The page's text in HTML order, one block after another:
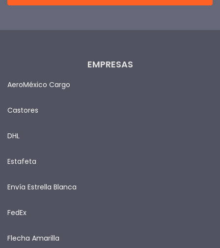
EMPRESAS
AeroMéxico Cargo
Castores
DHL
Estafeta
Envía Estrella Blanca
FedEx
Flecha Amarilla